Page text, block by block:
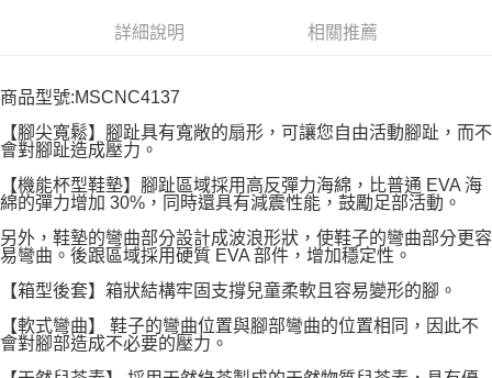
詳細說明 相關推薦
商品型號:MSCNC4137
【腳尖寬鬆】腳趾具有寬敞的扇形，可讓您自由活動腳趾，而不
會對腳趾造成壓力。
【機能杯型鞋墊】腳趾區域採用高反彈力海綿，比普通 EVA 海
綿的彈力增加 30%，同時還具有減震性能，鼓勵足部活動。
另外，鞋墊的彎曲部分設計成波浪形狀，使鞋子的彎曲部分更容
易彎曲。後跟區域採用硬質 EVA 部件，增加穩定性。
【箱型後套】箱狀結構牢固支撐兒童柔軟且容易變形的腳。
【軟式彎曲】 鞋子的彎曲位置與腳部彎曲的位置相同，因此不
會對腳部造成不必要的壓力。